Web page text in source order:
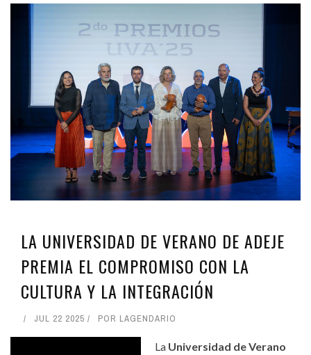
LA UNIVERSIDAD DE VERANO DE ADEJE
PREMIA EL COMPROMISO CON LA
CULTURA Y LA INTEGRACIÓN
JUL 22 2025 POR LAGENDARIO
La Universidad de Verano